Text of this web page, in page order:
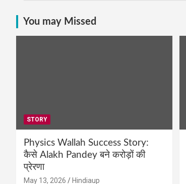
You may Missed
STORY
Physics Wallah Success Story:
कैसे Alakh Pandey बने करोड़ों की
प्रेरणा
May 13, 2026 Hindiaup